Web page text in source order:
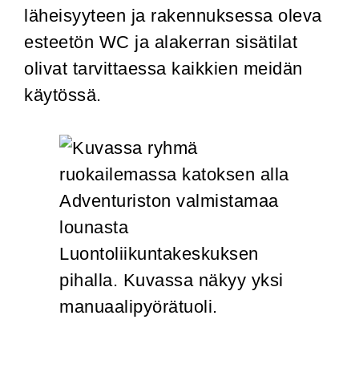
läheisyyteen ja rakennuksessa oleva
esteetön WC ja alakerran sisätilat
olivat tarvittaessa kaikkien meidän
käytössä.